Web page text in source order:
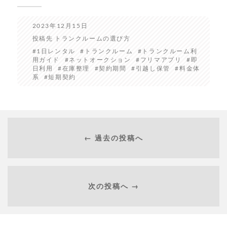
2023年12月15日
投稿先 トランクルームの選び方
1日レンタル
トランクルーム
トランクルーム利
用ガイド
ネットオークション フリマアプリ
即
日利用
在庫整理 契約期間 引越し保管
料金体
系
短期契約
← 過去の投稿へ
次の投稿へ →